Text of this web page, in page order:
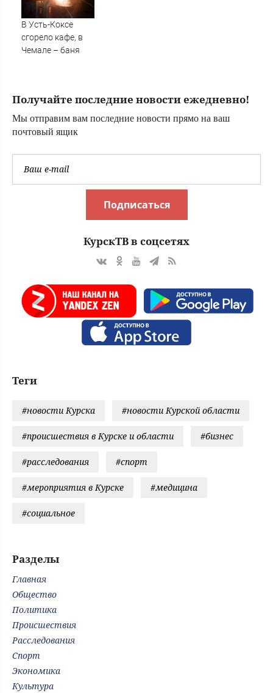
Вести.ru
В Усть-Коксе
сгорело кафе, в
Чемале – баня
Получайте последние новости ежедневно!
Мы отправим вам последние новости прямо на ваш
почтовый ящик
Подписаться
КурскТВ в соцсетях
Теги
#новости Курска #новости Курской области
#происшествия в Курске и области #бизнес
#расследования #спорт
#мероприятия в Курске #медицина
#социальное
Разделы
Главная
Общество
Политика
Происшествия
Расследования
Спорт
Экономика
Культура